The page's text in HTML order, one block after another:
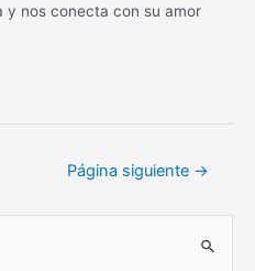
y nos conecta con su amor
Página siguiente →